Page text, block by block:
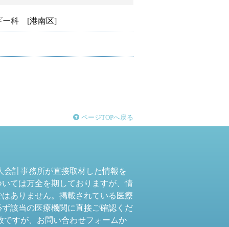
ー科[港南区]
ページTOPへ戻る
計事務所が直接取材した情報を
ては万全を期しておりますが、情
ありません。掲載されている医療
該当の医療機関に直接ご確認くだ
すが、お問い合わせフォームか